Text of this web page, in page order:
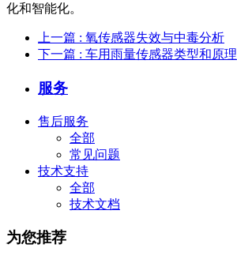
化和智能化。
上一篇 : 氧传感器失效与中毒分析
下一篇 : 车用雨量传感器类型和原理
服务
售后服务
全部
常见问题
技术支持
全部
技术文档
为您推荐